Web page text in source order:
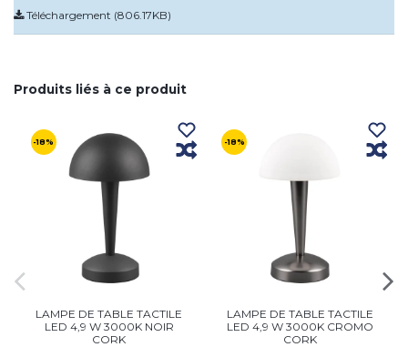
Téléchargement (806.17KB)
Produits liés à ce produit
-18%
LAMPE DE TABLE TACTILE
LED 4,9 W 3000K NOIR
CORK
-18%
LAMPE DE TABLE TACTILE
LED 4,9 W 3000K CROMO
CORK